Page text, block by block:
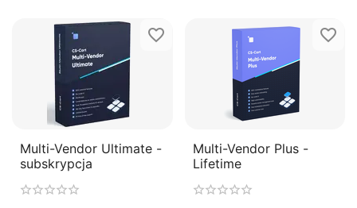
Multi-Vendor Ultimate -
subskrypcja
Multi-Vendor Plus -
Lifetime